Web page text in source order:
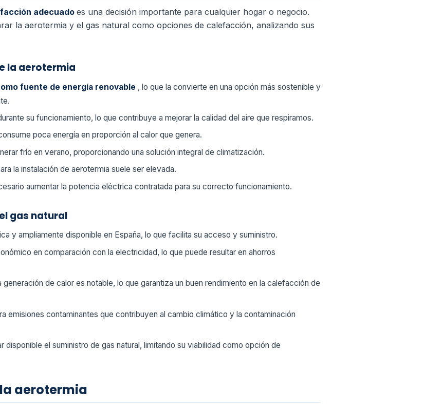
adecuadoes una decisión importante para cualquier hogar o negocio.
la aerotermia y el gas natural como opciones de calefacción, analizando sus
la aerotermia
fuente de energía renovable , lo que la convierte en una opción más sostenible y
su funcionamiento, lo que contribuye a mejorar la calidad del aire que respiramos.
poca energía en proporción al calor que genera.
frío en verano, proporcionando una solución integral de climatización.
la instalación de aerotermia suele ser elevada.
aumentar la potencia eléctrica contratada para su correcto funcionamiento.
gas natural
y ampliamente disponible en España, lo que facilita su acceso y suministro.
en comparación con la electricidad, lo que puede resultar en ahorros
generación de calor es notable, lo que garantiza un buen rendimiento en la calefacción de
emisiones contaminantes que contribuyen al cambio climático y la contaminación
disponible el suministro de gas natural, limitando su viabilidad como opción de
aerotermia